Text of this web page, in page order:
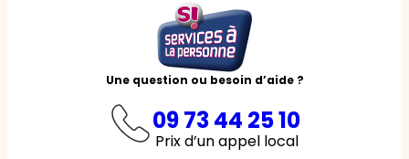
Une question ou besoin d’aide ?
09 73 44 25 10
Prix d’un appel local